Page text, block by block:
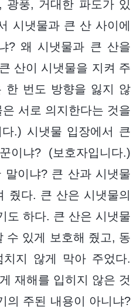
광풍, 거대한 파도가 있
시냇물과 큰 산 사이에
? 왜 시냇물과 큰 산을
산이 시냇물을 지켜 주
한 번도 방향을 잃지 않
서로 의지한다는 것을
.) 시냇물 입장에서 큰
이냐? (보호자입니다.)
말이냐? 큰 산과 시냇물
줬다. 큰 산은 시냇물의
도 하다. 큰 산은 시냇물
수 있게 보호해 줬고, 동
치지 않게 막아 주었다.
재해를 입히지 않은 것
의 주된 내용이 아니냐?